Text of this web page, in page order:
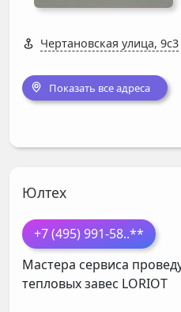
Чертановская улица, 9с3
Показать все адреса
Юлтех
+7 (495) 991-58..**
Мастера сервиса
тепловых завес LORIOT